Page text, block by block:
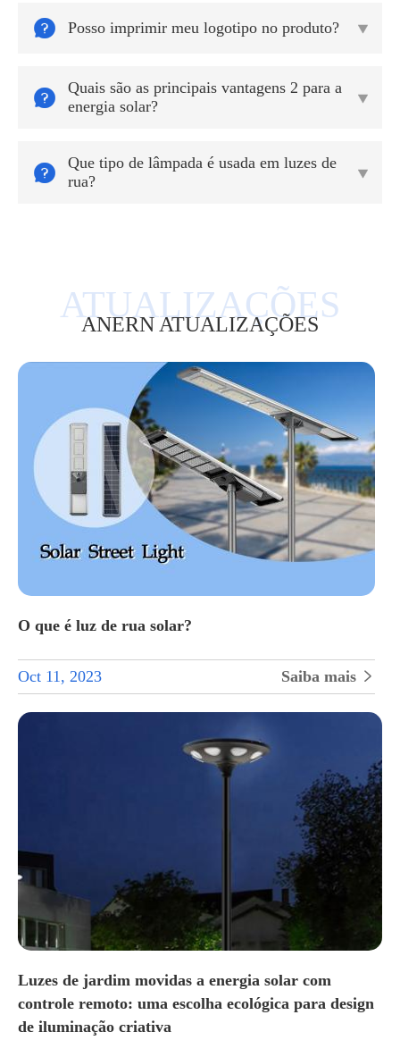
 Posso imprimir meu logotipo no produto? 

Quais são as principais vantagens 2 para a
energia solar?


Que tipo de lâmpada é usada em luzes de
rua?

ANERN ATUALIZAÇÕES
O que é luz de rua solar?
Oct 11, 2023 Saiba mais 
Luzes de jardim movidas a energia solar com
controle remoto: uma escolha ecológica para design
de iluminação criativa